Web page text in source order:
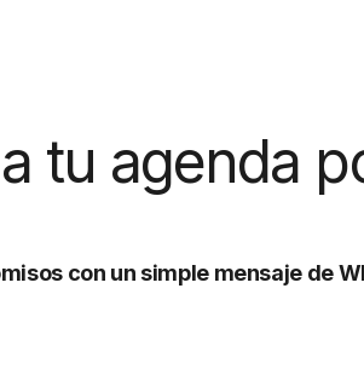
tu agenda
con un simple mensaje de